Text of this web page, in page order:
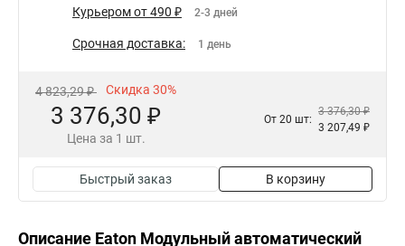
Курьером от 490 ₽ 2-3 дней
Срочная доставка: 1 день
4 823,29 ₽ Скидка 30%
3 376,30 ₽
Цена за 1 шт.
От 20 шт:
3 376,30 ₽
3 207,49 ₽
Быстрый заказ В корзину
Описание Eaton Модульный автоматический